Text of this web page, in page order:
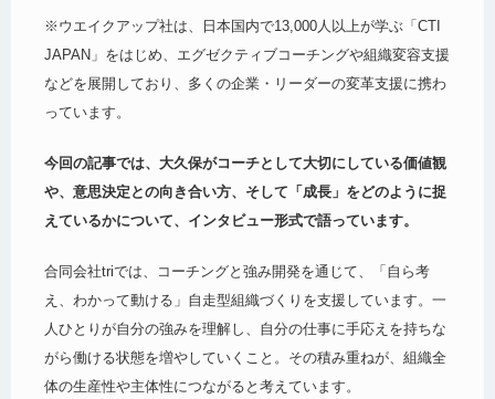
※ウエイクアップ社は、日本国内で13,000人以上が学ぶ「CTI
JAPAN」をはじめ、エグゼクティブコーチングや組織変容支援
などを展開しており、多くの企業・リーダーの変革支援に携わ
っています。
今回の記事では、大久保がコーチとして大切にしている価値観
や、意思決定との向き合い方、そして「成長」をどのように捉
えているかについて、インタビュー形式で語っています。
合同会社triでは、コーチングと強み開発を通じて、「自ら考
え、わかって動ける」自走型組織づくりを支援しています。一
人ひとりが自分の強みを理解し、自分の仕事に手応えを持ちな
がら働ける状態を増やしていくこと。その積み重ねが、組織全
体の生産性や主体性につながると考えています。